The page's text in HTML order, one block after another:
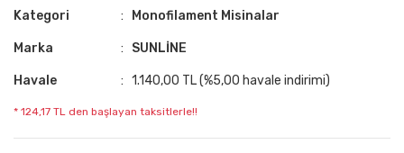
Kategori Monofilament Misinalar
Marka SUNLİNE
Havale 1.140,00 TL (%5,00 havale indirimi)
* 124,17 TL den başlayan taksitlerle!!